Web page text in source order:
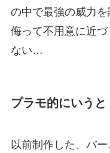
の中で最強の威力
侮って不用意に近
ない…
プラモ的にいうと
以前制作した、バ